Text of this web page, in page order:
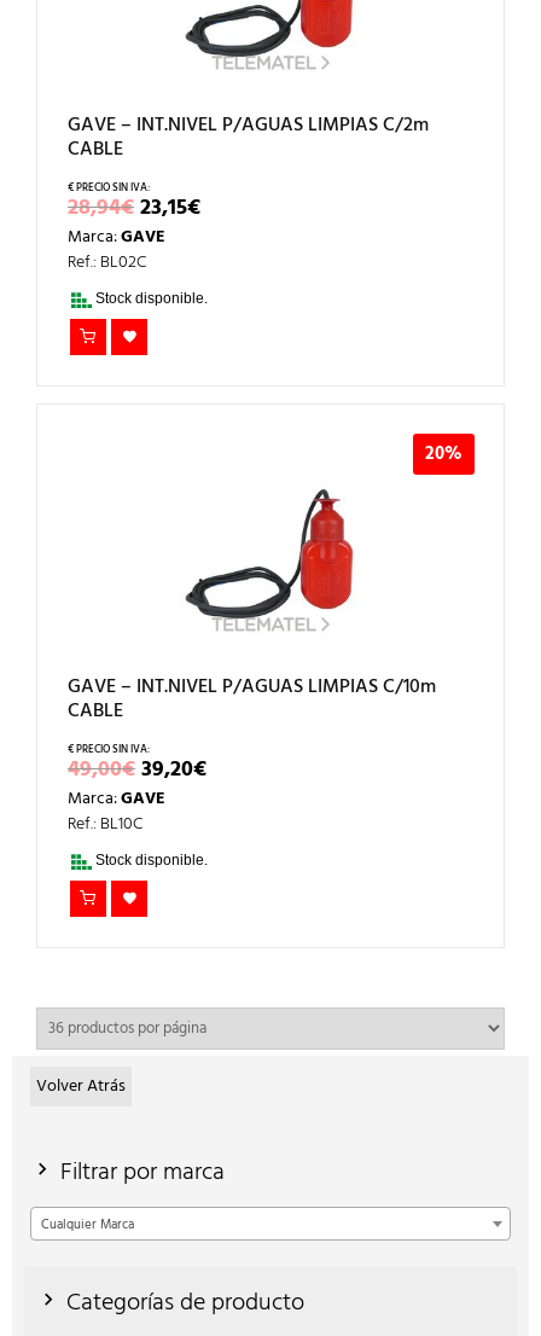
GAVE – INT.NIVEL P/AGUAS LIMPIAS C/2m
CABLE
28,94€EL
PRECIO
ORIGINAL
ERA:
28,94€.
23,15€EL
PRECIO
Marca:GAVE
Ref.: BL02C
Stock disponible.
20%
GAVE – INT.NIVEL P/AGUAS LIMPIAS C/10m
CABLE
49,00€EL
PRECIO
ORIGINAL
ERA:
49,00€.
39,20€EL
PRECIO
Marca:GAVE
Ref.: BL10C
Stock disponible.
Volver Atrás
Filtrar por marca
Cualquier Marca
Categorías de producto